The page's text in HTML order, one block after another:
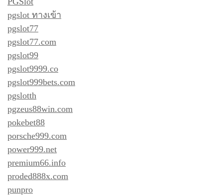
pgslot ทางเข้า
pgslot77
pgslot77.com
pgslot99
pgslot9999.co
pgslot999bets.com
pgslotth
pgzeus88win.com
pokebet88
porsche999.com
power999.net
premium66.info
proded888x.com
punpro